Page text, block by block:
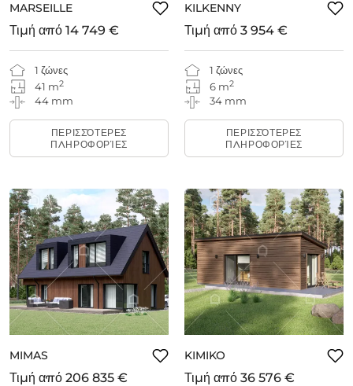
MARSEILLE
1 ζώνες
41 m2
44 mm
Τιμή από 14 749 €
ΠΕΡΙΣΣΌΤΕΡΕΣ
ΠΛΗΡΟΦΟΡΊΕΣ
KILKENNY
1 ζώνες
6 m2
34 mm
Τιμή από 3 954 €
ΠΕΡΙΣΣΌΤΕΡΕΣ
ΠΛΗΡΟΦΟΡΊΕΣ
MIMAS
Τιμή από 206 835 €
KIMIKO
Τιμή από 36 576 €